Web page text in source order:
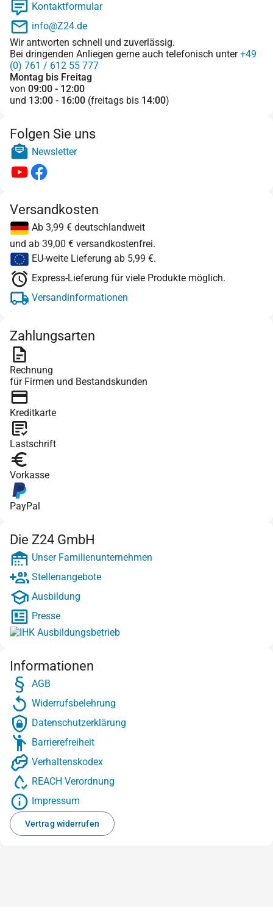
Kontaktformular
info@Z24.de
Wir antworten schnell und zuverlässig.
Bei dringenden Anliegen gerne auch telefonisch unter+49
(0) 761 / 612 55 777
Montag bis Freitag
von 09:00 - 12:00
und 13:00 - 16:00 (freitags bis 14:00)
Folgen Sie uns
Newsletter
Versandkosten
Ab 3,99 € deutschlandweit
und ab 39,00 € versandkostenfrei.
EU-weite Lieferung ab 5,99 €.
Express-Lieferung für viele Produkte möglich.
Versandinformationen
Zahlungsarten
Rechnung
für Firmen und Bestandskunden
Kreditkarte
Lastschrift
Vorkasse
PayPal
Die Z24 GmbH
Unser Familienunternehmen
Stellenangebote
Ausbildung
Presse
Informationen
AGB
Widerrufsbelehrung
Datenschutzerklärung
Barrierefreiheit
Verhaltenskodex
REACH Verordnung
Impressum
Vertrag widerrufen